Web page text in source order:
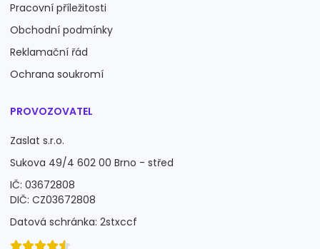
Pracovní příležitosti
Obchodní podmínky
Reklamační řád
Ochrana soukromí
PROVOZOVATEL
Zaslat s.r.o.
Sukova 49/4 602 00 Brno - střed
IČ: 03672808
DIČ: CZ03672808
Datová schránka: 2stxccf